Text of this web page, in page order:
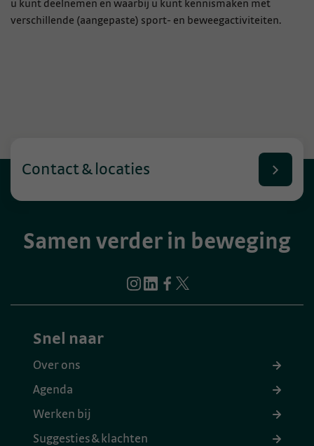
u kunt deelnemen en waarbij u kunt kennismaken met
verschillende (aangepaste) sport- en beweegactiviteiten.
Samen verder in beweging
Contact & locaties
Snel naar
Over ons
Agenda
Werken bij
Suggesties & klachten